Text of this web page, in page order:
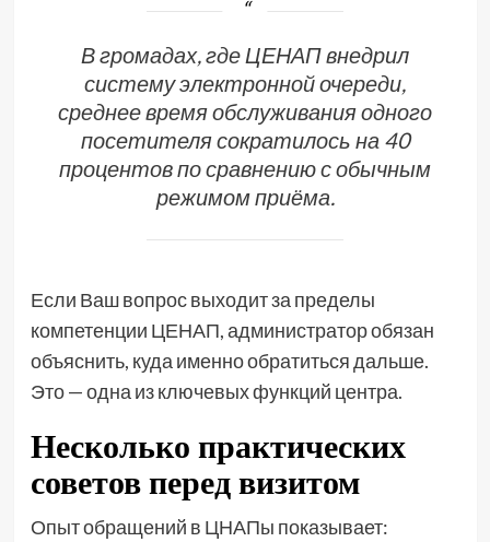
В громадах, где ЦЕНАП внедрил
систему электронной очереди,
среднее время обслуживания одного
посетителя сократилось на 40
процентов по сравнению с обычным
режимом приёма.
Если Ваш вопрос выходит за пределы
компетенции ЦЕНАП, администратор обязан
объяснить, куда именно обратиться дальше.
Это — одна из ключевых функций центра.
Несколько практических
советов перед визитом
Опыт обращений в ЦНАПы показывает: